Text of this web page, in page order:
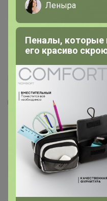
100% оригинал
1
Ботинки женские
RINGER
2 690р
Леныра
Пеналы, которые
его красиво